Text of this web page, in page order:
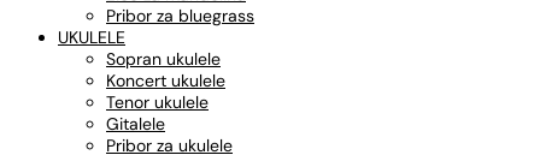
Pribor za bluegrass
UKULELE
Sopran ukulele
Koncert ukulele
Tenor ukulele
Gitalele
Pribor za ukulele